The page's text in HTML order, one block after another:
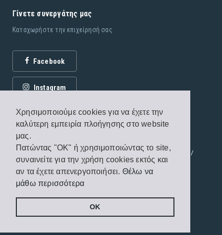
Χρησιμοποιούμε cookies για να έχετε την
καλύτερη εμπειρία πλοήγησης στο website
μας.
Πατώντας "OK" ή χρησιμοποιώντας το site,
συναινείτε για την χρήση cookies εκτός και
αν τα έχετε απενεργοποιήσει. Θέλω να
μάθω περισσότερα
OK
Γίνετε συνεργάτης μας
Καταχωρήστε την επιχείρησή σας
Facebook
Instagram
© 2026 Εκδόσεις Fagottobooks. All rights reserved. /
Όροι χρήσης
/ Πολιτική προστασίας
Handcrafted by